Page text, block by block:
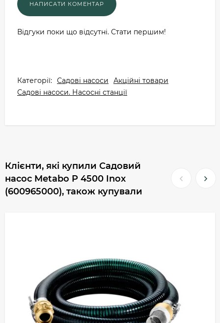
Відгуки поки що відсутні. Стати першим!
Категорії: Садові насоси
Акційні товари
Садові насоси. Насосні станції
Клієнти, які купили Садовий
насос Metabo P 4500 Inox
(600965000), також купували